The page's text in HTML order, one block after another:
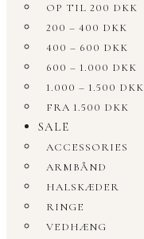
OP TIL 200 DKK
200 – 400 DKK
400 – 600 DKK
600 – 1.000 DKK
1.000 – 1.500 DKK
FRA 1.500 DKK
SALE
ACCESSORIES
ARMBÅND
HALSKÆDER
RINGE
VEDHÆNG